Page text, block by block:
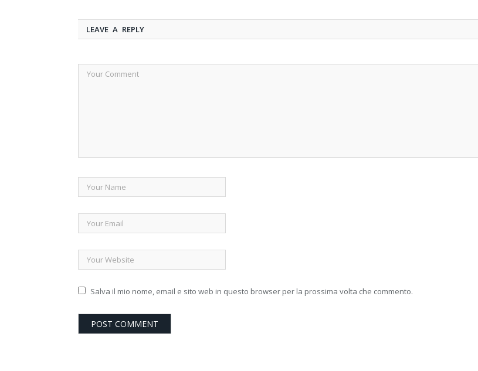
LEAVE A REPLY
Salva il mio nome, email e sito web in questo browser per la prossima volta che commento.